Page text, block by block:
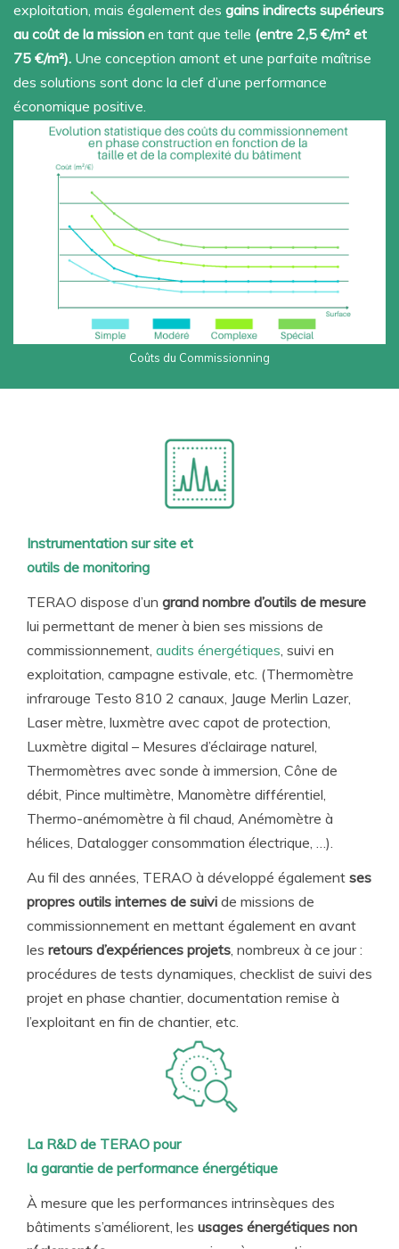
exploitation, mais également des gains indirects supérieurs
au coût de la mission en tant que telle (entre 2,5 €/m² et
75 €/m²). Une conception amont et une parfaite maîtrise
des solutions sont donc la clef d’une performance
économique positive.
Coûts du Commissionning
Instrumentation sur site et
outils de monitoring
TERAO dispose d’un grand nombre d’outils de mesure
lui permettant de mener à bien ses missions de
commissionnement, audits énergétiques, suivi en
exploitation, campagne estivale, etc. (Thermomètre
infrarouge Testo 810 2 canaux, Jauge Merlin Lazer,
Laser mètre, luxmètre avec capot de protection,
Luxmètre digital – Mesures d’éclairage naturel,
Thermomètres avec sonde à immersion, Cône de
débit, Pince multimètre, Manomètre différentiel,
Thermo-anémomètre à fil chaud, Anémomètre à
hélices, Datalogger consommation électrique, …).
Au fil des années, TERAO à développé également ses
propres outils internes de suivi de missions de
commissionnement en mettant également en avant
les retours d’expériences projets, nombreux à ce jour :
procédures de tests dynamiques, checklist de suivi des
projet en phase chantier, documentation remise à
l’exploitant en fin de chantier, etc.
La R&D de TERAO pour
la garantie de performance énergétique
À mesure que les performances intrinsèques des
bâtiments s’améliorent, les usages énergétiques non